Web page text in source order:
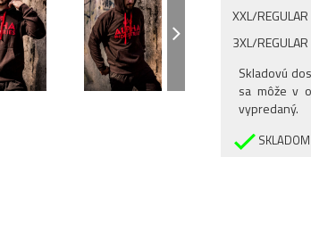
XXL/REGULAR
3XL/REGULAR
Skladovú
sa môže v
vypredaný.
SKLADOM